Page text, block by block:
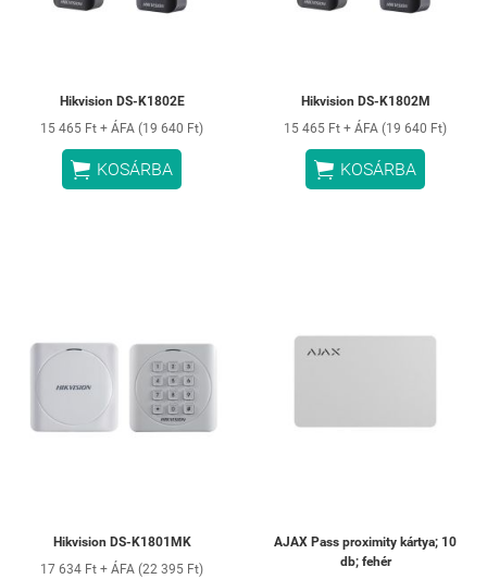
Hikvision DS-K1802E
15 465 Ft + ÁFA (19 640 Ft)
 KOSÁRBA
Hikvision DS-K1802M
15 465 Ft + ÁFA (19 640 Ft)
 KOSÁRBA
Hikvision DS-K1801MK
17 634 Ft + ÁFA (22 395 Ft)
AJAX Pass proximity kártya; 10
db; fehér